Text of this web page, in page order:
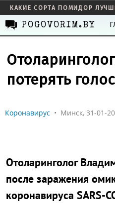
КАКИЕ СОРТА ПОМИДОР
POGOVORIM.BY
потерять
Коронавирус • Минск, 31-01-
Отоларинголог
после заражения
коронавируса SARS-